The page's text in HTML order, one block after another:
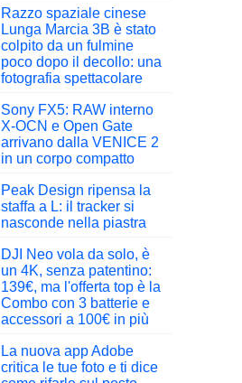
Razzo spaziale cinese
Lunga Marcia 3B è stato
colpito da un fulmine
poco dopo il decollo: una
fotografia spettacolare
Sony FX5: RAW interno
X-OCN e Open Gate
arrivano dalla VENICE 2
in un corpo compatto
Peak Design ripensa la
staffa a L: il tracker si
nasconde nella piastra
DJI Neo vola da solo, è
un 4K, senza patentino:
139€, ma l'offerta top è la
Combo con 3 batterie e
accessori a 100€ in più
La nuova app Adobe
critica le tue foto e ti dice